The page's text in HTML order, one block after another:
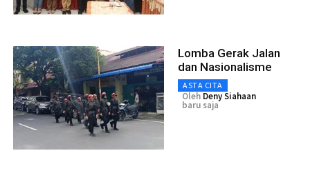
Lomba Gerak Jalan
dan Nasionalisme
ASTA CITA
Oleh Deny Siahaan
baru saja